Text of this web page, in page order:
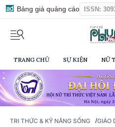
Bảng giá quảng cáo ISSN:
TRANG CHỦ SỰ KIỆN NỮ
TRI THỨC & KỸ NĂNG SỐNG /GIÁO